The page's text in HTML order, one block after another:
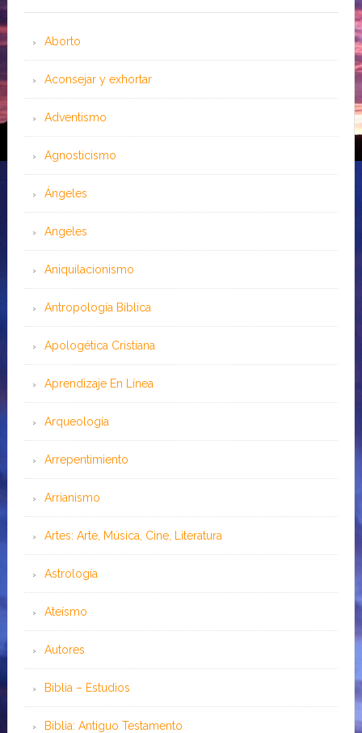
Aborto
Aconsejar y exhortar
Adventismo
Agnosticismo
Ángeles
Angeles
Aniquilacionismo
Antropología Bíblica
Apologética Cristiana
Aprendizaje En Línea
Arqueología
Arrepentimiento
Arrianismo
Artes: Arte, Música, Cine, Literatura
Astrología
Ateísmo
Autores
Biblia – Estudios
Biblia: Antiguo Testamento